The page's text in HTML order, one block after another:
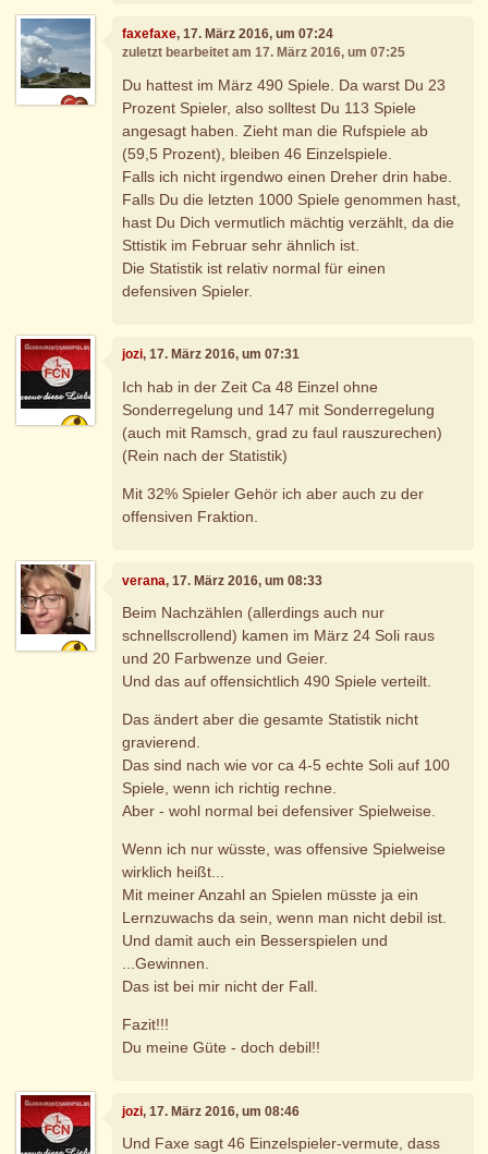
faxefaxe, 17. März 2016, um 07:24
zuletzt bearbeitet am 17. März 2016, um 07:25
Du hattest im März 490 Spiele. Da warst Du 23
Prozent Spieler, also solltest Du 113 Spiele
angesagt haben. Zieht man die Rufspiele ab
(59,5 Prozent), bleiben 46 Einzelspiele.
Falls ich nicht irgendwo einen Dreher drin habe.
Falls Du die letzten 1000 Spiele genommen hast,
hast Du Dich vermutlich mächtig verzählt, da die
Sttistik im Februar sehr ähnlich ist.
Die Statistik ist relativ normal für einen
defensiven Spieler.
jozi, 17. März 2016, um 07:31
Ich hab in der Zeit Ca 48 Einzel ohne
Sonderregelung und 147 mit Sonderregelung
(auch mit Ramsch, grad zu faul rauszurechen)
(Rein nach der Statistik)
Mit 32% Spieler Gehör ich aber auch zu der
offensiven Fraktion.
verana, 17. März 2016, um 08:33
Beim Nachzählen (allerdings auch nur
schnellscrollend) kamen im März 24 Soli raus
und 20 Farbwenze und Geier.
Und das auf offensichtlich 490 Spiele verteilt.
Das ändert aber die gesamte Statistik nicht
gravierend.
Das sind nach wie vor ca 4-5 echte Soli auf 100
Spiele, wenn ich richtig rechne.
Aber - wohl normal bei defensiver Spielweise.
Wenn ich nur wüsste, was offensive Spielweise
wirklich heißt...
Mit meiner Anzahl an Spielen müsste ja ein
Lernzuwachs da sein, wenn man nicht debil ist.
Und damit auch ein Besserspielen und
...Gewinnen.
Das ist bei mir nicht der Fall.
Fazit!!!
Du meine Güte - doch debil!!
jozi, 17. März 2016, um 08:46
Und Faxe sagt 46 Einzelspieler-vermute, dass